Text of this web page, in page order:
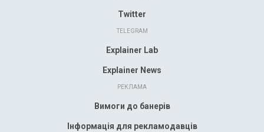
Twitter
TELEGRAM
Explainer Lab
Explainer News
РЕКЛАМА
Вимоги до банерів
Інформація для рекламодавців